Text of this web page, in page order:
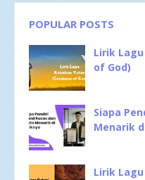
POPULAR POSTS
Lirik
of God)
Siapa
Menarik
Lirik